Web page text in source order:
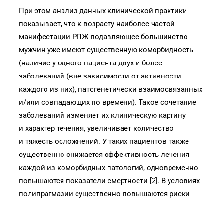
При этом анализ данных клинической практики
показывает, что к возрасту наиболее частой
манифестации РПЖ подавляющее большинство
мужчин уже имеют существенную коморбидность
(наличие у одного пациента двух и более
заболеваний (вне зависимости от активности
каждого из них), патогенетически взаимосвязанных
и/или совпадающих по времени). Такое сочетание
заболеваний изменяет их клиническую картину
и характер течения, увеличивает количество
и тяжесть осложнений. У таких пациентов также
существенно снижается эффективность лечения
каждой из коморбидных патологий, одновременно
повышаются показатели смертности [2]. В условиях
полипрагмазии существенно повышаются риски